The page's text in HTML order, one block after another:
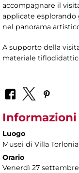
accompagnare il
applicate
nel panorama
A supporto della
materiale
Informazioni
Luogo
Musei di Villa Torlonia
Orario
Venerdì 27 settembre